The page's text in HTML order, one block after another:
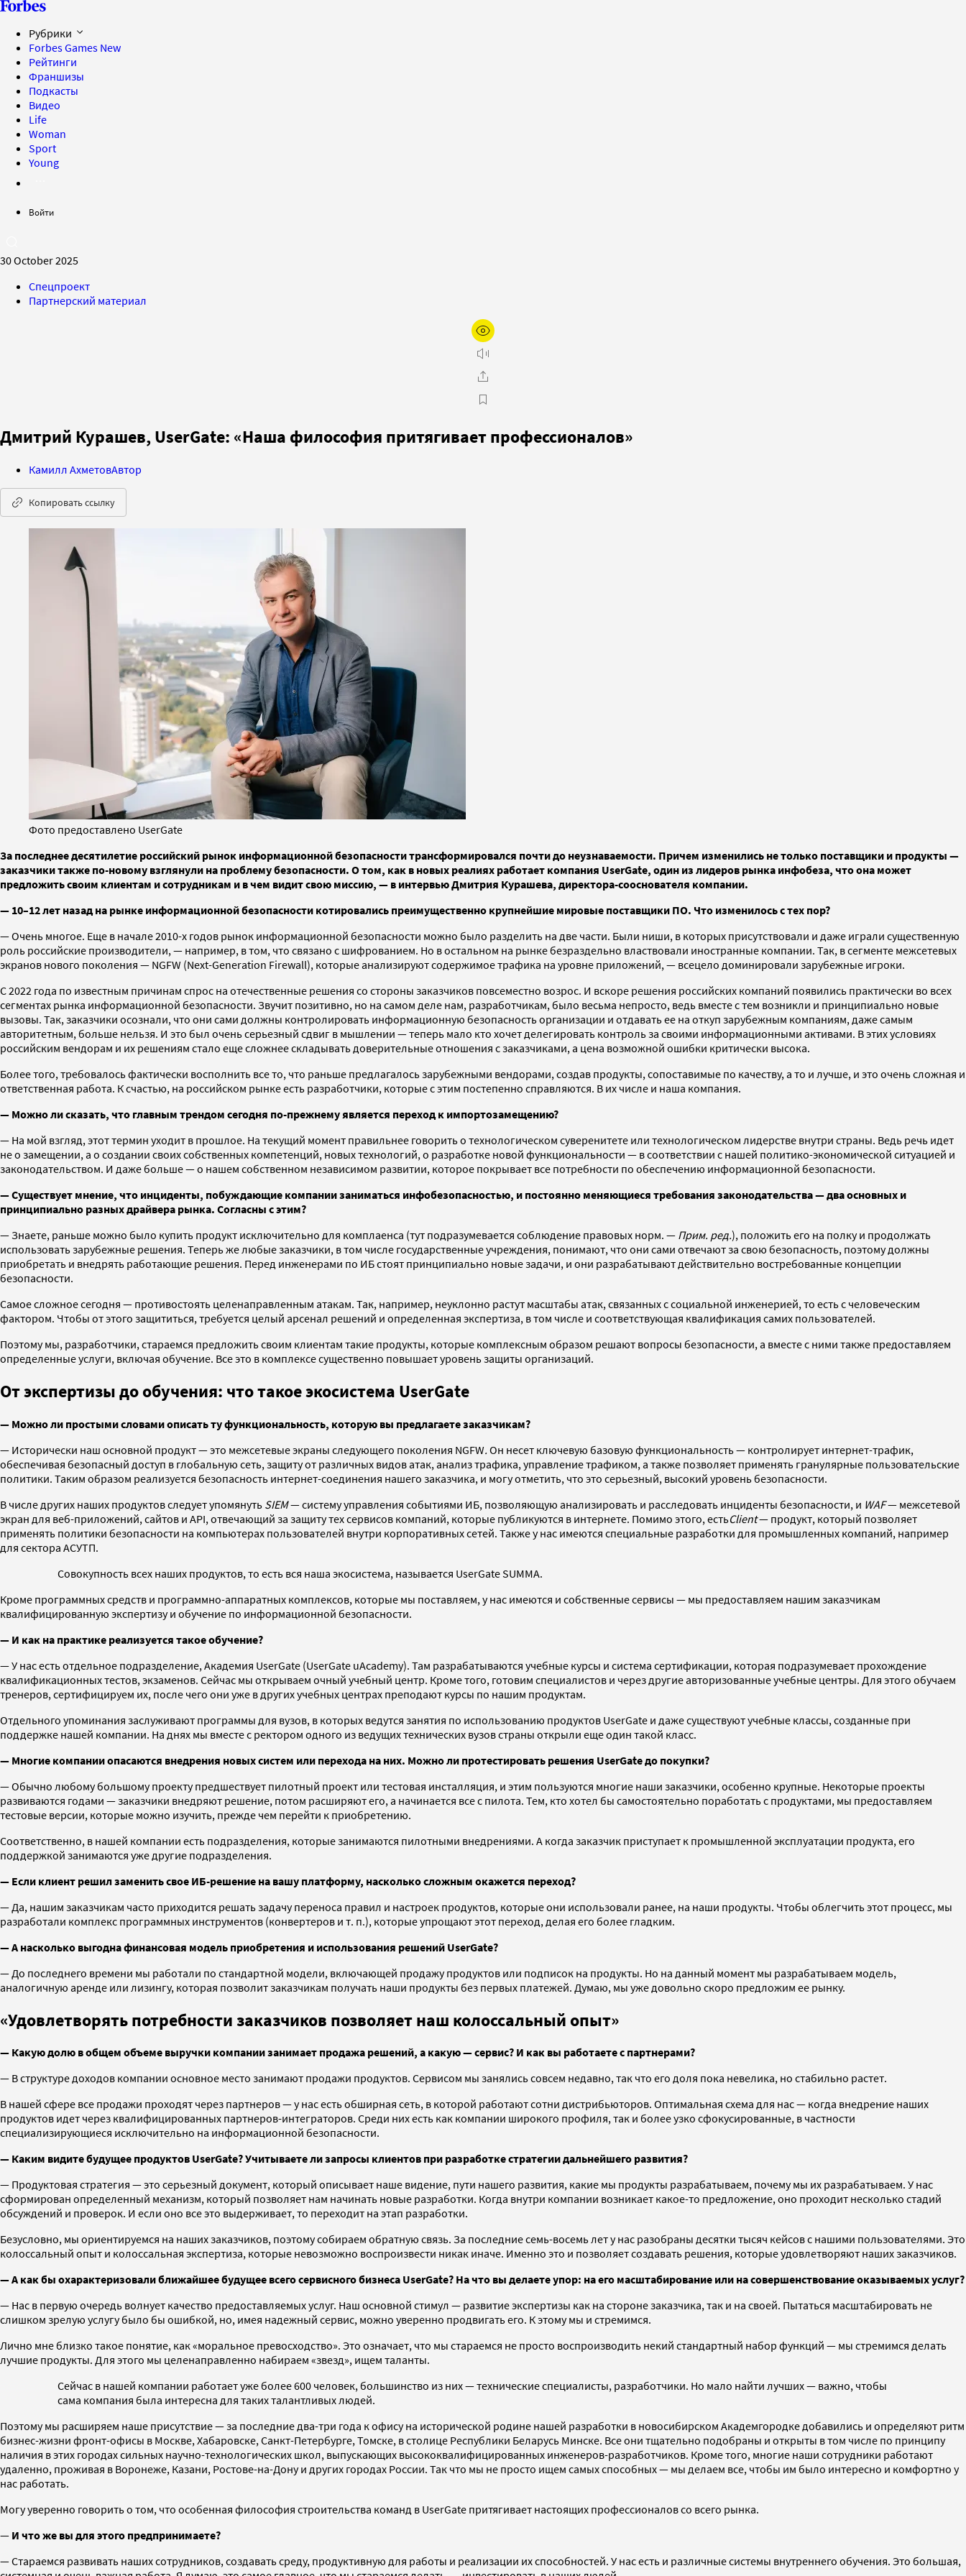
Рубрики
Forbes Games New
Рейтинги
Франшизы
Подкасты
Видео
Life
Woman
Sport
Young
Войти
30 October 2025
Спецпроект
Партнерский материал
Дмитрий Курашев, UserGate: «Наша философия притягивает профессионалов»
Камилл АхметовАвтор
Копировать ссылку
Фото предоставлено UserGate
За последнее десятилетие российский рынок информационной безопасности трансформировался почти до неузнаваемости. Причем изменились не только поставщики и продукты —
заказчики также по-новому взглянули на проблему безопасности. О том, как в новых реалиях работает компания UserGate, один из лидеров рынка инфобеза, что она может
предложить своим клиентам и сотрудникам и в чем видит свою миссию, — в интервью Дмитрия Курашева, директора-сооснователя компании.
— 10–12 лет назад на рынке информационной безопасности котировались преимущественно крупнейшие мировые поставщики ПО. Что изменилось с тех пор?
— Очень многое. Еще в начале 2010-х годов рынок информационной безопасности можно было разделить на две части. Были ниши, в которых присутствовали и даже играли существенную
роль российские производители, — например, в том, что связано с шифрованием. Но в остальном на рынке безраздельно властвовали иностранные компании. Так, в сегменте межсетевых
экранов нового поколения — NGFW (Next-Generation Firewall), которые анализируют содержимое трафика на уровне приложений, — всецело доминировали зарубежные игроки.
С 2022 года по известным причинам спрос на отечественные решения со стороны заказчиков повсеместно возрос. И вскоре решения российских компаний появились практически во всех
сегментах рынка информационной безопасности. Звучит позитивно, но на самом деле нам, разработчикам, было весьма непросто, ведь вместе с тем возникли и принципиально новые
вызовы. Так, заказчики осознали, что они сами должны контролировать информационную безопасность организации и отдавать ее на откуп зарубежным компаниям, даже самым
авторитетным, больше нельзя. И это был очень серьезный сдвиг в мышлении — теперь мало кто хочет делегировать контроль за своими информационными активами. В этих условиях
российским вендорам и их решениям стало еще сложнее складывать доверительные отношения с заказчиками, а цена возможной ошибки критически высока.
Более того, требовалось фактически восполнить все то, что раньше предлагалось зарубежными вендорами, создав продукты, сопоставимые по качеству, а то и лучше, и это очень сложная и
ответственная работа. К счастью, на российском рынке есть разработчики, которые с этим постепенно справляются. В их числе и наша компания.
— Можно ли сказать, что главным трендом сегодня по-прежнему является переход к импортозамещению?
— На мой взгляд, этот термин уходит в прошлое. На текущий момент правильнее говорить о технологическом суверенитете или технологическом лидерстве внутри страны. Ведь речь идет
не о замещении, а о создании своих собственных компетенций, новых технологий, о разработке новой функциональности — в соответствии с нашей политико-экономической ситуацией и
законодательством. И даже больше — о нашем собственном независимом развитии, которое покрывает все потребности по обеспечению информационной безопасности.
— Существует мнение, что инциденты, побуждающие компании заниматься инфобезопасностью, и постоянно меняющиеся требования законодательства — два основных и
принципиально разных драйвера рынка. Согласны с этим?
— Знаете, раньше можно было купить продукт исключительно для комплаенса (тут подразумевается соблюдение правовых норм. — Прим. ред.), положить его на полку и продолжать
использовать зарубежные решения. Теперь же любые заказчики, в том числе государственные учреждения, понимают, что они сами отвечают за свою безопасность, поэтому должны
приобретать и внедрять работающие решения. Перед инженерами по ИБ стоят принципиально новые задачи, и они разрабатывают действительно востребованные концепции
безопасности.
Самое сложное сегодня — противостоять целенаправленным атакам. Так, например, неуклонно растут масштабы атак, связанных с социальной инженерией, то есть с человеческим
фактором. Чтобы от этого защититься, требуется целый арсенал решений и определенная экспертиза, в том числе и соответствующая квалификация самих пользователей.
Поэтому мы, разработчики, стараемся предложить своим клиентам такие продукты, которые комплексным образом решают вопросы безопасности, а вместе с ними также предоставляем
определенные услуги, включая обучение. Все это в комплексе существенно повышает уровень защиты организаций.
От экспертизы до обучения: что такое экосистема UserGate
— Можно ли простыми словами описать ту функциональность, которую вы предлагаете заказчикам?
— Исторически наш основной продукт — это межсетевые экраны следующего поколения NGFW. Он несет ключевую базовую функциональность — контролирует интернет-трафик,
обеспечивая безопасный доступ в глобальную сеть, защиту от различных видов атак, анализ трафика, управление трафиком, а также позволяет применять гранулярные пользовательские
политики. Таким образом реализуется безопасность интернет-соединения нашего заказчика, и могу отметить, что это серьезный, высокий уровень безопасности.
В числе других наших продуктов следует упомянуть SIEM— систему управления событиями ИБ, позволяющую анализировать и расследовать инциденты безопасности, и WAF— межсетевой
экран для веб-приложений, сайтов и API, отвечающий за защиту тех сервисов компаний, которые публикуются в интернете. Помимо этого, естьClient— продукт, который позволяет
применять политики безопасности на компьютерах пользователей внутри корпоративных сетей. Также у нас имеются специальные разработки для промышленных компаний, например
для сектора АСУТП.
Совокупность всех наших продуктов, то есть вся наша экосистема, называется UserGate SUMMA.
Кроме программных средств и программно-аппаратных комплексов, которые мы поставляем, у нас имеются и собственные сервисы — мы предоставляем нашим заказчикам
квалифицированную экспертизу и обучение по информационной безопасности.
— И как на практике реализуется такое обучение?
— У нас есть отдельное подразделение, Академия UserGate (UserGate uAcademy). Там разрабатываются учебные курсы и система сертификации, которая подразумевает прохождение
квалификационных тестов, экзаменов. Сейчас мы открываем очный учебный центр. Кроме того, готовим специалистов и через другие авторизованные учебные центры. Для этого обучаем
тренеров, сертифицируем их, после чего они уже в других учебных центрах преподают курсы по нашим продуктам.
Отдельного упоминания заслуживают программы для вузов, в которых ведутся занятия по использованию продуктов UserGate и даже существуют учебные классы, созданные при
поддержке нашей компании. На днях мы вместе с ректором одного из ведущих технических вузов страны открыли еще один такой класс.
— Многие компании опасаются внедрения новых систем или перехода на них. Можно ли протестировать решения UserGate до покупки?
— Обычно любому большому проекту предшествует пилотный проект или тестовая инсталляция, и этим пользуются многие наши заказчики, особенно крупные. Некоторые проекты
развиваются годами — заказчики внедряют решение, потом расширяют его, а начинается все с пилота. Тем, кто хотел бы самостоятельно поработать с продуктами, мы предоставляем
тестовые версии, которые можно изучить, прежде чем перейти к приобретению.
Соответственно, в нашей компании есть подразделения, которые занимаются пилотными внедрениями. А когда заказчик приступает к промышленной эксплуатации продукта, его
поддержкой занимаются уже другие подразделения.
— Если клиент решил заменить свое ИБ-решение на вашу платформу, насколько сложным окажется переход?
— Да, нашим заказчикам часто приходится решать задачу переноса правил и настроек продуктов, которые они использовали ранее, на наши продукты. Чтобы облегчить этот процесс, мы
разработали комплекс программных инструментов (конвертеров и т. п.), которые упрощают этот переход, делая его более гладким.
— А насколько выгодна финансовая модель приобретения и использования решений UserGate?
— До последнего времени мы работали по стандартной модели, включающей продажу продуктов или подписок на продукты. Но на данный момент мы разрабатываем модель,
аналогичную аренде или лизингу, которая позволит заказчикам получать наши продукты без первых платежей. Думаю, мы уже довольно скоро предложим ее рынку.
«Удовлетворять потребности заказчиков позволяет наш колоссальный опыт»
— Какую долю в общем объеме выручки компании занимает продажа решений, а какую — сервис? И как вы работаете с партнерами?
— В структуре доходов компании основное место занимают продажи продуктов. Сервисом мы занялись совсем недавно, так что его доля пока невелика, но стабильно растет.
В нашей сфере все продажи проходят через партнеров — у нас есть обширная сеть, в которой работают сотни дистрибьюторов. Оптимальная схема для нас — когда внедрение наших
продуктов идет через квалифицированных партнеров-интеграторов. Среди них есть как компании широкого профиля, так и более узко сфокусированные, в частности
специализирующиеся исключительно на информационной безопасности.
— Каким видите будущее продуктов UserGate? Учитываете ли запросы клиентов при разработке стратегии дальнейшего развития?
— Продуктовая стратегия — это серьезный документ, который описывает наше видение, пути нашего развития, какие мы продукты разрабатываем, почему мы их разрабатываем. У нас
сформирован определенный механизм, который позволяет нам начинать новые разработки. Когда внутри компании возникает какое-то предложение, оно проходит несколько стадий
обсуждений и проверок. И если оно все это выдерживает, то переходит на этап разработки.
Безусловно, мы ориентируемся на наших заказчиков, поэтому собираем обратную связь. За последние семь-восемь лет у нас разобраны десятки тысяч кейсов с нашими пользователями. Это
колоссальный опыт и колоссальная экспертиза, которые невозможно воспроизвести никак иначе. Именно это и позволяет создавать решения, которые удовлетворяют наших заказчиков.
— А как бы охарактеризовали ближайшее будущее всего сервисного бизнеса UserGate? На что вы делаете упор: на его масштабирование или на совершенствование оказываемых услуг?
— Нас в первую очередь волнует качество предоставляемых услуг. Наш основной стимул — развитие экспертизы как на стороне заказчика, так и на своей. Пытаться масштабировать не
слишком зрелую услугу было бы ошибкой, но, имея надежный сервис, можно уверенно продвигать его. К этому мы и стремимся.
Лично мне близко такое понятие, как «моральное превосходство». Это означает, что мы стараемся не просто воспроизводить некий стандартный набор функций — мы стремимся делать
лучшие продукты. Для этого мы целенаправленно набираем «звезд», ищем таланты.
Сейчас в нашей компании работает уже более 600 человек, большинство из них — технические специалисты, разработчики. Но мало найти лучших — важно, чтобы
сама компания была интересна для таких талантливых людей.
Поэтому мы расширяем наше присутствие — за последние два-три года к офису на исторической родине нашей разработки в новосибирском Академгородке добавились и определяют ритм
бизнес-жизни фронт-офисы в Москве, Хабаровске, Санкт-Петербурге, Томске, в столице Республики Беларусь Минске. Все они тщательно подобраны и открыты в том числе по принципу
наличия в этих городах сильных научно-технологических школ, выпускающих высококвалифицированных инженеров-разработчиков. Кроме того, многие наши сотрудники работают
удаленно, проживая в Воронеже, Казани, Ростове-на-Дону и других городах России. Так что мы не просто ищем самых способных — мы делаем все, чтобы им было интересно и комфортно у
нас работать.
Могу уверенно говорить о том, что особенная философия строительства команд в UserGate притягивает настоящих профессионалов со всего рынка.
— И что же вы для этого предпринимаете?
— Стараемся развивать наших сотрудников, создавать среду, продуктивную для работы и реализации их способностей. У нас есть и различные системы внутреннего обучения. Это большая,